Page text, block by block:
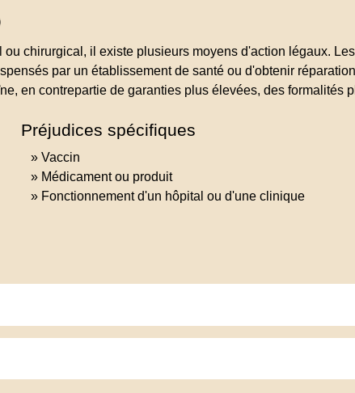
chirurgical, il existe plusieurs moyens d'action légaux.
par un établissement de santé ou d'obtenir
en contrepartie de garanties plus élevées, des formalités
Préjudices spécifiques
Vaccin
Médicament ou produit
Fonctionnement d'un hôpital ou d'une clinique